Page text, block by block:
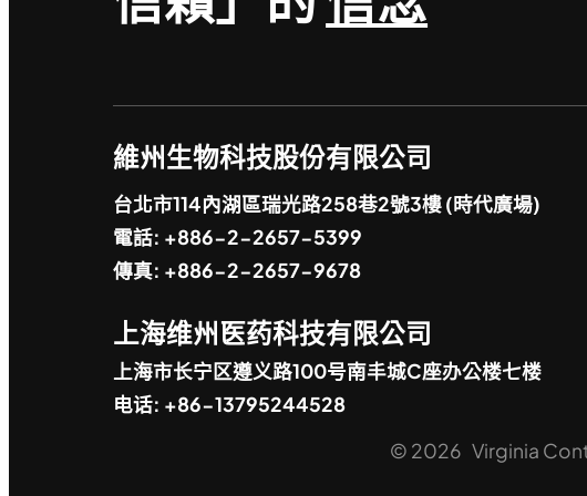
維州生物科技股份有限公司
台北市114內湖區瑞光路258巷2號3樓 (時代廣場)
電話: +886-2-2657-5399
傳真: +886-2-2657-9678
上海维州医药科技有限公司
上海市长宁区遵义路100号南丰城C座办公楼七楼
电话: +86-13795244528
© 2026 Virginia